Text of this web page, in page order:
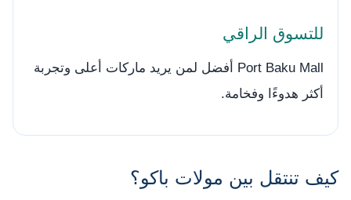
للتسوق الراقي
Port Baku Mall أفضل لمن يريد ماركات أعلى وتجربة
أكثر هدوءًا وفخامة.
كيف تنتقل بين مولات باكو؟